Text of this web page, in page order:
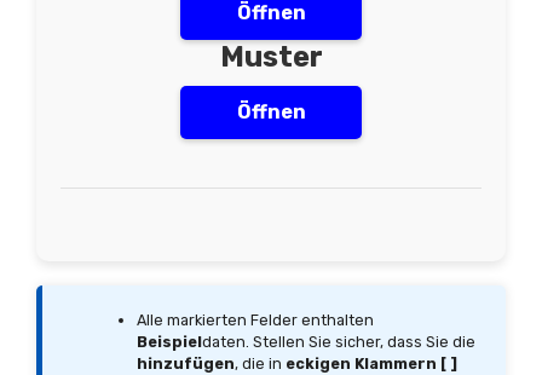
Öffnen
Muster
Öffnen
Alle markierten Felder enthalten
Beispieldaten. Stellen Sie sicher, dass Sie die
hinzufügen, die in eckigen Klammern [ ]